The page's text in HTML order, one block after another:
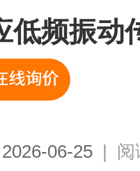
低频振动
2026-06-25 | 阅